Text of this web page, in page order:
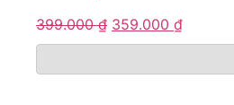
399.000₫ 359.000 ₫